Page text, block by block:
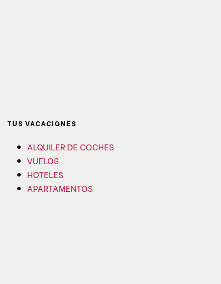
TUS VACACIONES
ALQUILER DE COCHES
VUELOS
HOTELES
APARTAMENTOS